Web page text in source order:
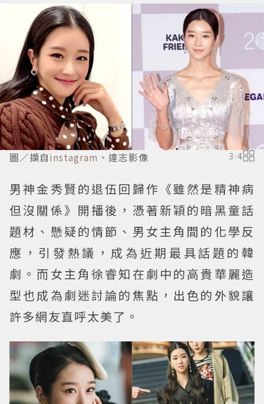
圖／擷自instagram 、達志影像 3 /4
男神金秀賢的退伍回歸作《雖然是精神病
但沒關係》開播後，憑著新穎的暗黑童話
題材、懸疑的情節、男女主角間的化學反
應，引發熱議，成為近期最具話題的韓
劇。而女主角徐睿知在劇中的高貴華麗造
型也成為劇迷討論的焦點，出色的外貌讓
許多網友直呼太美了。